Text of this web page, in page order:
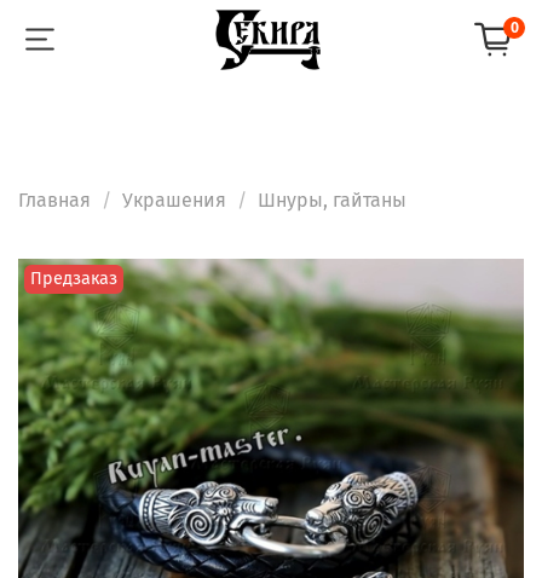
0
Главная Украшения Шнуры, гайтаны
Предзаказ